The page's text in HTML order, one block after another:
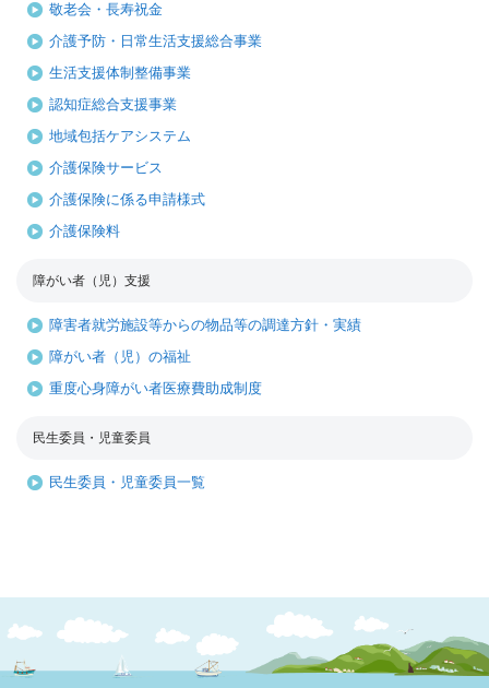
敬老会・長寿祝金
介護予防・日常生活支援総合事業
生活支援体制整備事業
認知症総合支援事業
地域包括ケアシステム
介護保険サービス
介護保険に係る申請様式
介護保険料
障がい者（児）支援
障害者就労施設等からの物品等の調達方針・実績
障がい者（児）の福祉
重度心身障がい者医療費助成制度
民生委員・児童委員
民生委員・児童委員一覧